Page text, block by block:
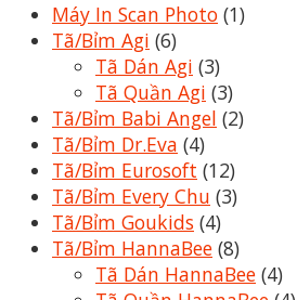
Máy In Scan Photo (1)
Tã/Bỉm Agi (6)
Tã Dán Agi (3)
Tã Quần Agi (3)
Tã/Bỉm Babi Angel (2)
Tã/Bỉm Dr.Eva (4)
Tã/Bỉm Eurosoft (12)
Tã/Bỉm Every Chu (3)
Tã/Bỉm Goukids (4)
Tã/Bỉm HannaBee (8)
Tã Dán HannaBee (4)